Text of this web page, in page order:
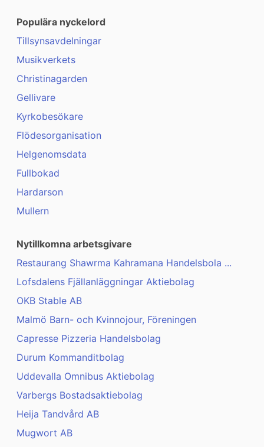
Populära nyckelord
Tillsynsavdelningar
Musikverkets
Christinagarden
Gellivare
Kyrkobesökare
Flödesorganisation
Helgenomsdata
Fullbokad
Hardarson
Mullern
Nytillkomna arbetsgivare
Restaurang Shawrma Kahramana Handelsbola ...
Lofsdalens Fjällanläggningar Aktiebolag
OKB Stable AB
Malmö Barn- och Kvinnojour, Föreningen
Capresse Pizzeria Handelsbolag
Durum Kommanditbolag
Uddevalla Omnibus Aktiebolag
Varbergs Bostadsaktiebolag
Heija Tandvård AB
Mugwort AB